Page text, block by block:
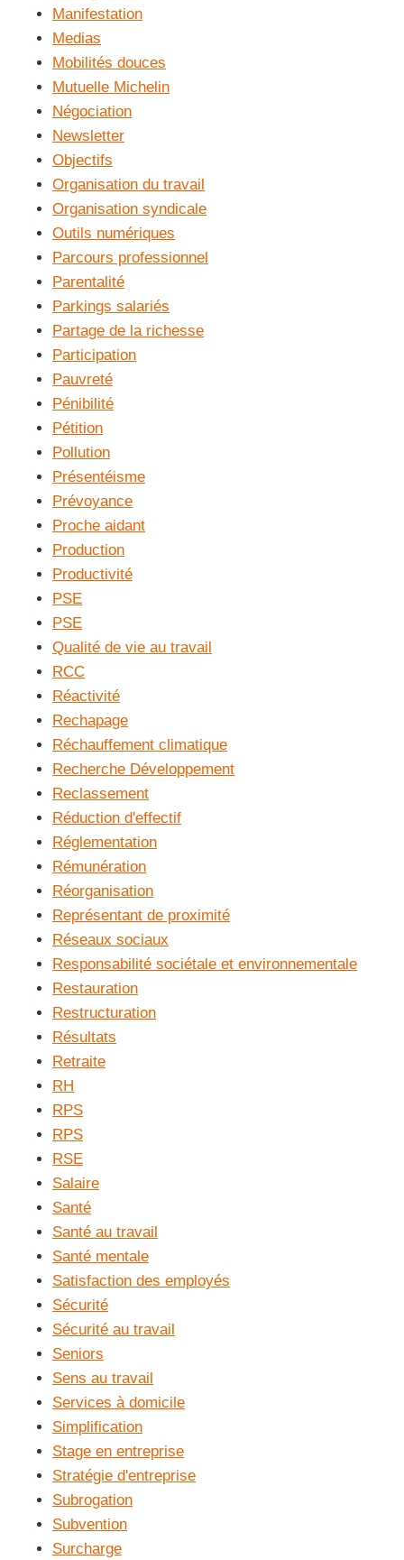
Manifestation
Medias
Mobilités douces
Mutuelle Michelin
Négociation
Newsletter
Objectifs
Organisation du travail
Organisation syndicale
Outils numériques
Parcours professionnel
Parentalité
Parkings salariés
Partage de la richesse
Participation
Pauvreté
Pénibilité
Pétition
Pollution
Présentéisme
Prévoyance
Proche aidant
Production
Productivité
PSE
PSE
Qualité de vie au travail
RCC
Réactivité
Rechapage
Réchauffement climatique
Recherche Développement
Reclassement
Réduction d'effectif
Réglementation
Rémunération
Réorganisation
Représentant de proximité
Réseaux sociaux
Responsabilité sociétale et environnementale
Restauration
Restructuration
Résultats
Retraite
RH
RPS
RPS
RSE
Salaire
Santé
Santé au travail
Santé mentale
Satisfaction des employés
Sécurité
Sécurité au travail
Seniors
Sens au travail
Services à domicile
Simplification
Stage en entreprise
Stratégie d'entreprise
Subrogation
Subvention
Surcharge